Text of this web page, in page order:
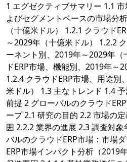
1 エグゼクティブサマリー 1.1
よびセグメントベースの市場分
（十億米ドル） 1.2.1 クラウド
～2029年（十億米ドル） 1.2.2
ーネント別、2019年～2029年（
ドERP市場、機能別、2019年～
1.2.4 クラウドERP市場、用途別
米ドル） 1.3 主なトレンド 1.4
前提 2 グローバルのクラウド
ープ 2.1 研究の目的 2.2 市場の
囲 2.2.2 業界の進展 2.3 調査対
バルのクラウドERP市場：市場
ERP市場インパクト分析（2019